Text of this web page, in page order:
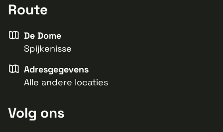
Route
De Dome
Spijkenisse
Adresgegevens
Alle andere locaties
Volg ons